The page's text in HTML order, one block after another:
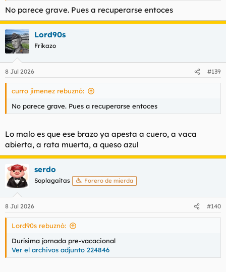
No parece grave. Pues a recuperarse entoces
Lord90s
Frikazo
8 Jul 2026 #139
curro jimenez rebuznó:
No parece grave. Pues a recuperarse entoces
Lo malo es que ese brazo ya apesta a cuero, a vaca
abierta, a rata muerta, a queso azul
serdo
Soplagaitas Forero de mierda
8 Jul 2026 #140
Lord90s rebuznó:
Durísima jornada pre-vacacional
Ver el archivos adjunto 224846